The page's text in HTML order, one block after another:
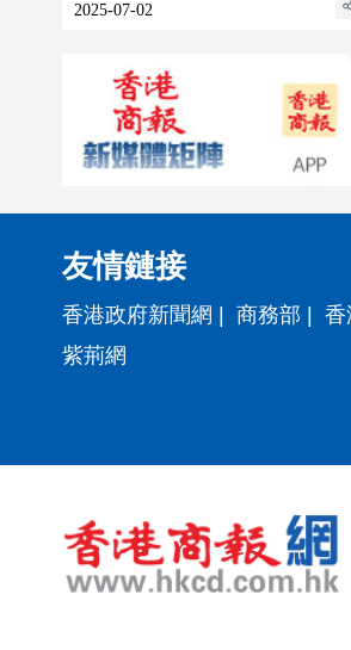
2025-07-02
友情鏈接
香港政府新聞網 | 商務部 | 香
紫荊網